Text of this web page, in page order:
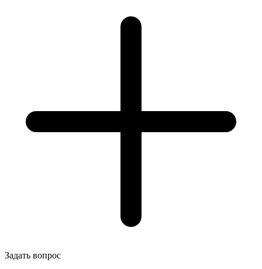
Задать вопрос